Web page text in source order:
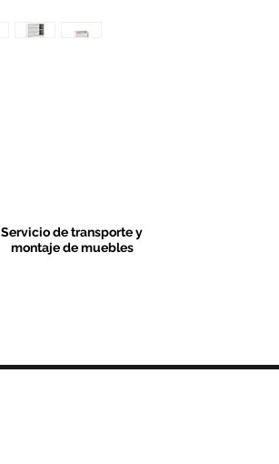
Servicio de transporte y
montaje de muebles